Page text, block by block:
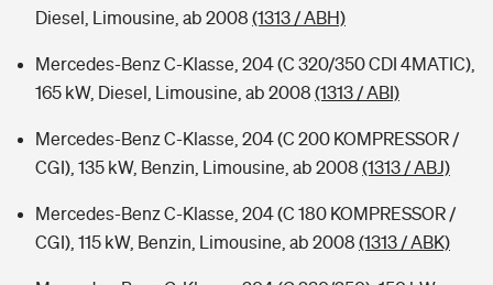
Diesel, Limousine, ab 2008 (1313 / ABH)
Mercedes-Benz C-Klasse, 204 (C 320/350 CDI 4MATIC),
165 kW, Diesel, Limousine, ab 2008 (1313 / ABI)
Mercedes-Benz C-Klasse, 204 (C 200 KOMPRESSOR /
CGI), 135 kW, Benzin, Limousine, ab 2008 (1313 / ABJ)
Mercedes-Benz C-Klasse, 204 (C 180 KOMPRESSOR /
CGI), 115 kW, Benzin, Limousine, ab 2008 (1313 / ABK)